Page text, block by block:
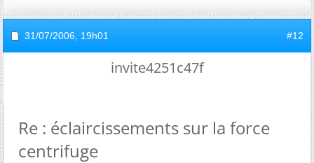
31/07/2006, 19h01 #12
invite4251c47f
Re : éclaircissements sur la force
centrifuge